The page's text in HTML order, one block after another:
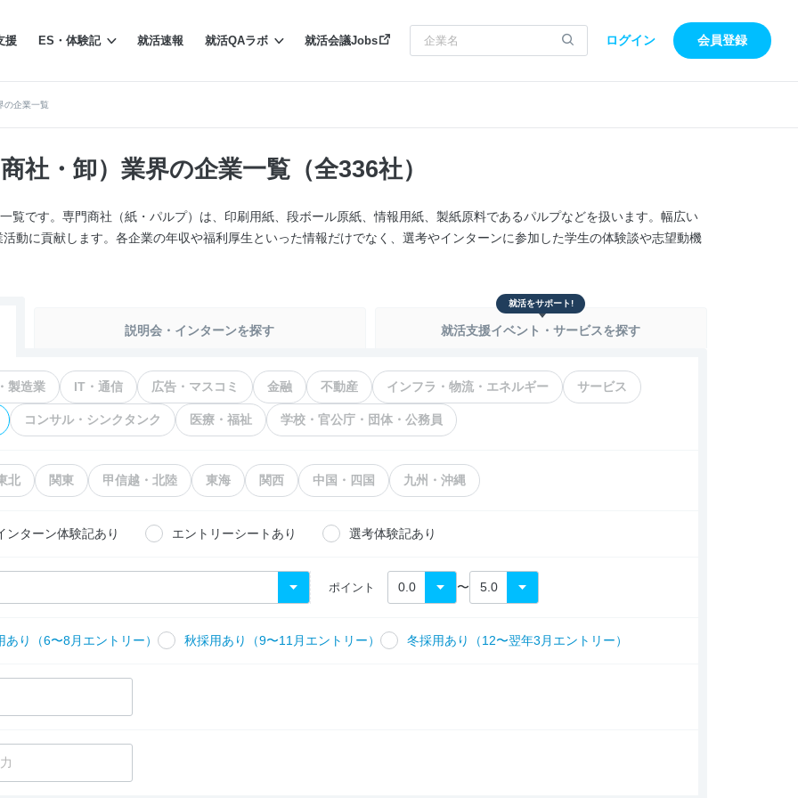
援 ES・体験記 就活速報 就活QAラボ 就活会議Jobs ログイン 会員登録
の企業一覧
社・卸）業界の企業一覧（全336社）
覧です。専門商社（紙・パルプ）は、印刷用紙、段ボール原紙、情報用紙、製紙原料であるパルプなどを扱います。幅広い
動に貢献します。各企業の年収や福利厚生といった情報だけでなく、選考やインターンに参加した学生の体験談や志望動機
説明会・インターンを探す 就活支援イベント・サービスを探す
就活をサポート!
製造業 IT・通信 広告・マスコミ 金融 不動産 インフラ・物流・エネルギー サービス
コンサル・シンクタンク 医療・福祉 学校・官公庁・団体・公務員
北 関東 甲信越・北陸 東海 関西 中国・四国 九州・沖縄
ンターン体験記あり エントリーシートあり 選考体験記あり
ポイント 〜
あり（6〜8月エントリー） 秋採用あり（9〜11月エントリー） 冬採用あり（12〜翌年3月エントリー）